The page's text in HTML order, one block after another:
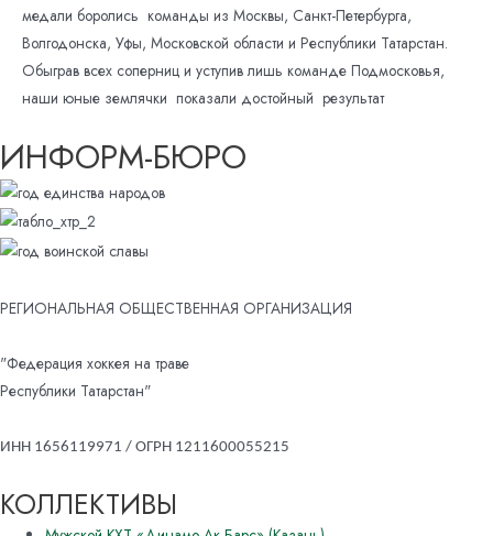
медали боролись команды из Москвы, Санкт-Петербурга,
Волгодонска, Уфы, Московской области и Республики Татарстан.
Обыграв всех соперниц и уступив лишь команде Подмосковья,
наши юные землячки показали достойный результат
ИНФОРМ-БЮРО
РЕГИОНАЛЬНАЯ ОБЩЕСТВЕННАЯ ОРГАНИЗАЦИЯ
"Федерация хоккея на траве
Республики Татарстан"
ИНН 1656119971 / ОГРН 1211600055215
КОЛЛЕКТИВЫ